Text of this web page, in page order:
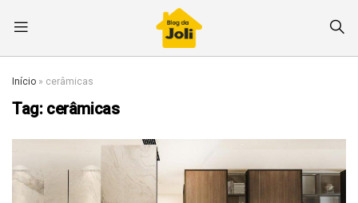
Início » cerâmicas
Tag: cerâmicas